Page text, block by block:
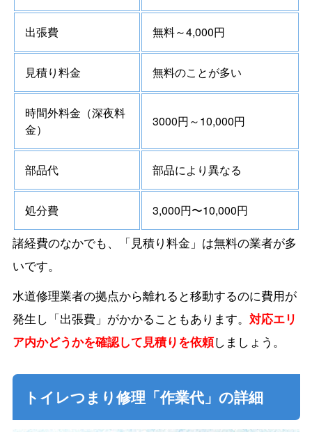
出張費 無料～4,000円
見積り料金 無料のことが多い
時間外料金（深夜料
金）
3000円～10,000円
部品代 部品により異なる
処分費 3,000円〜10,000円
諸経費のなかでも、「見積り料金」は無料の業者が多
いです。
水道修理業者の拠点から離れると移動するのに費用が
発生し「出張費」がかかることもあります。 対応エリ
ア内かどうかを確認して見積りを依頼しましょう。
トイレつまり修理「作業代」の詳細